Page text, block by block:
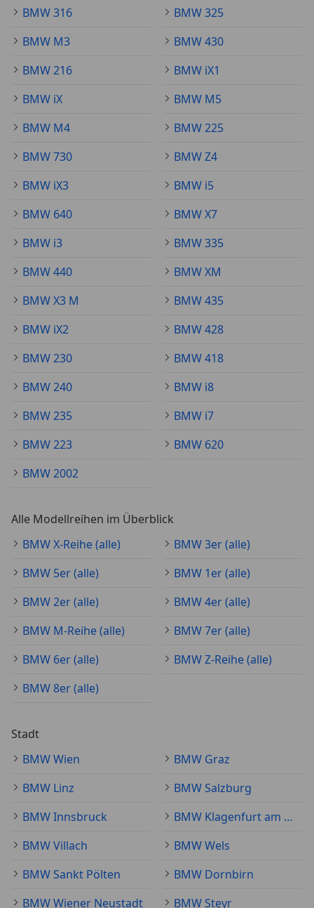
BMW 316
BMW 325
BMW M3
BMW 430
BMW 216
BMW iX1
BMW iX
BMW M5
BMW M4
BMW 225
BMW 730
BMW Z4
BMW iX3
BMW i5
BMW 640
BMW X7
BMW i3
BMW 335
BMW 440
BMW XM
BMW X3 M
BMW 435
BMW iX2
BMW 428
BMW 230
BMW 418
BMW 240
BMW i8
BMW 235
BMW i7
BMW 223
BMW 620
BMW 2002
Alle Modellreihen im Überblick
BMW X-Reihe (alle)
BMW 3er (alle)
BMW 5er (alle)
BMW 1er (alle)
BMW 2er (alle)
BMW 4er (alle)
BMW M-Reihe (alle)
BMW 7er (alle)
BMW 6er (alle)
BMW Z-Reihe (alle)
BMW 8er (alle)
Stadt
BMW Wien
BMW Graz
BMW Linz
BMW Salzburg
BMW Innsbruck
BMW Klagenfurt am Wörthersee
BMW Villach
BMW Wels
BMW Sankt Pölten
BMW Dornbirn
BMW Wiener Neustadt
BMW Steyr